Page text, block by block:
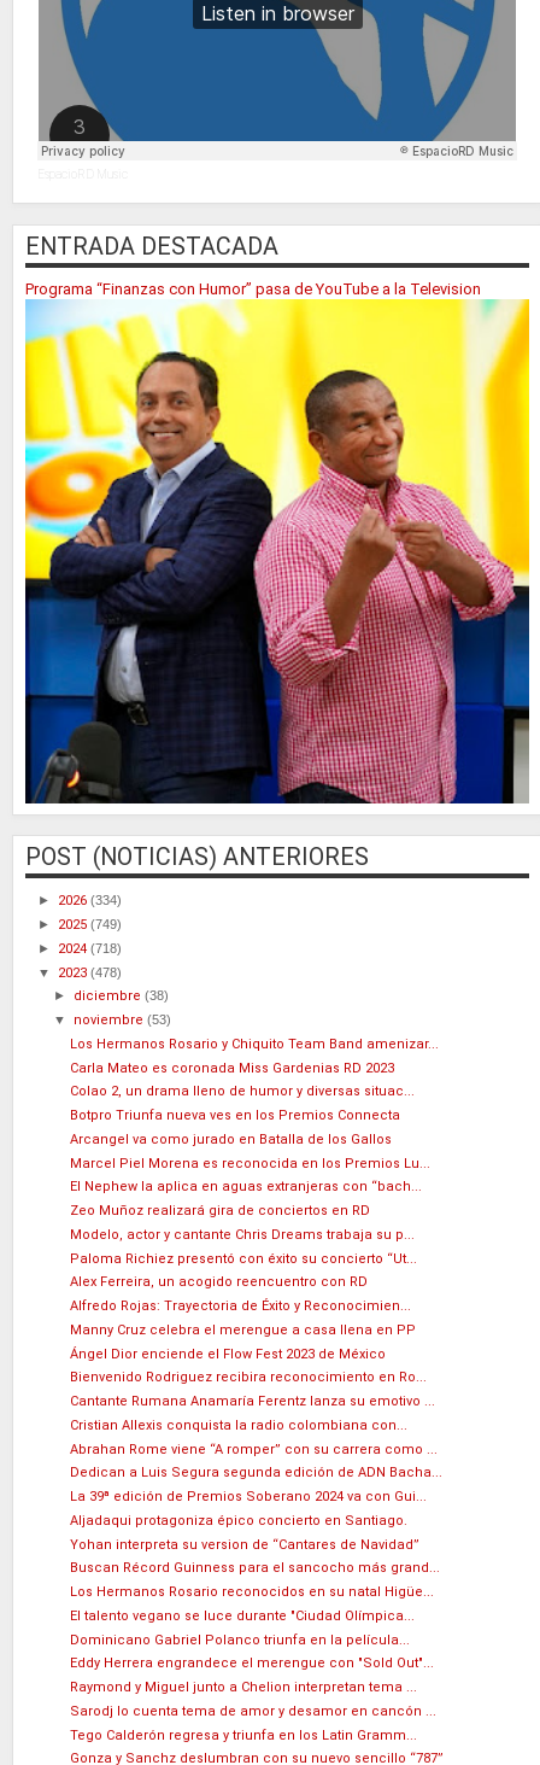
EspacioRD Music
ENTRADA DESTACADA
Programa “Finanzas con Humor” pasa de YouTube a la Television
POST (NOTICIAS) ANTERIORES
► 2026 (334)
► 2025 (749)
► 2024 (718)
▼ 2023 (478)
► diciembre(38)
▼ noviembre(53)
Los Hermanos Rosario y Chiquito Team Band amenizar...
Carla Mateo es coronada Miss Gardenias RD 2023
Colao 2, un drama lleno de humor y diversas situac...
Botpro Triunfa nueva ves en los Premios Connecta
Arcangel va como jurado en Batalla de los Gallos
Marcel Piel Morena es reconocida en los Premios Lu...
El Nephew la aplica en aguas extranjeras con “bach...
Zeo Muñoz realizará gira de conciertos en RD
Modelo, actor y cantante Chris Dreams trabaja su p...
Paloma Richiez presentó con éxito su concierto “Ut...
Alex Ferreira, un acogido reencuentro con RD
Alfredo Rojas: Trayectoria de Éxito y Reconocimien...
Manny Cruz celebra el merengue a casa llena en PP
Ángel Dior enciende el Flow Fest 2023 de México
Bienvenido Rodriguez recibira reconocimiento en Ro...
Cantante Rumana Anamaría Ferentz lanza su emotivo ...
Cristian Allexis conquista la radio colombiana con...
Abrahan Rome viene “A romper” con su carrera como ...
Dedican a Luis Segura segunda edición de ADN Bacha...
La 39ª edición de Premios Soberano 2024 va con Gui...
Aljadaqui protagoniza épico concierto en Santiago.
Yohan interpreta su version de “Cantares de Navidad”
Buscan Récord Guinness para el sancocho más grand...
Los Hermanos Rosario reconocidos en su natal Higüe...
El talento vegano se luce durante "Ciudad Olímpica...
Dominicano Gabriel Polanco triunfa en la película...
Eddy Herrera engrandece el merengue con "Sold Out"...
Raymond y Miguel junto a Chelion interpretan tema ...
Sarodj lo cuenta tema de amor y desamor en cancón ...
Tego Calderón regresa y triunfa en los Latin Gramm...
Gonza y Sanchz deslumbran con su nuevo sencillo “787”